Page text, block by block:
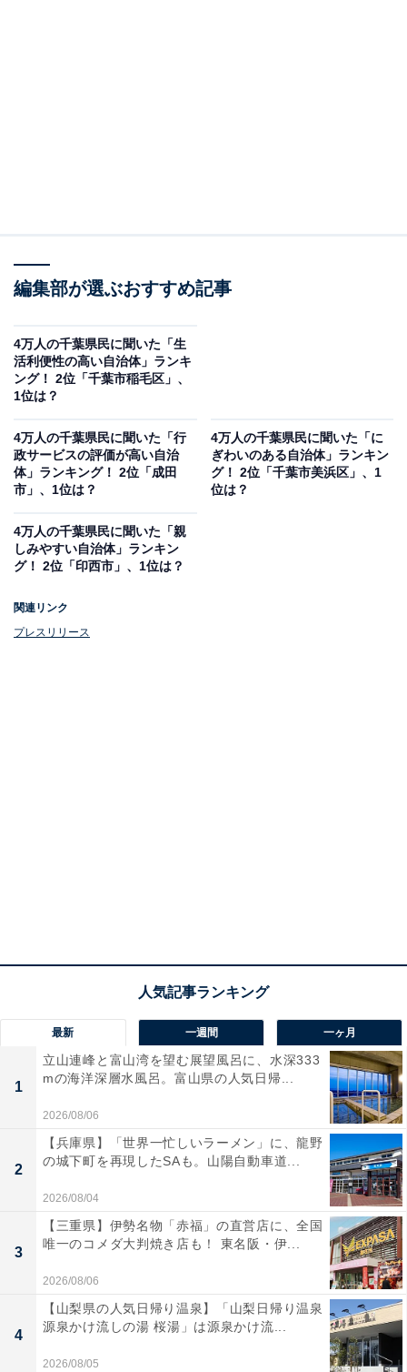
編集部が選ぶおすすめ記事
4万人の千葉県民に聞いた「生
活利便性の高い自治体」ランキ
ング！ 2位「千葉市稲毛区」、
1位は？
4万人の千葉県民に聞いた「行
政サービスの評価が高い自治
体」ランキング！ 2位「成田
市」、1位は？
4万人の千葉県民に聞いた「に
ぎわいのある自治体」ランキン
グ！ 2位「千葉市美浜区」、1
位は？
4万人の千葉県民に聞いた「親
しみやすい自治体」ランキン
グ！ 2位「印西市」、1位は？
関連リンク
プレスリリース
最新 一週間 一ヶ月
1
立山連峰と富山湾を望む展望風呂に、水深333
mの海洋深層水風呂。富山県の人気日帰...
2026/08/06
2
【兵庫県】「世界一忙しいラーメン」に、龍野
の城下町を再現したSAも。山陽自動車道...
2026/08/04
3
【三重県】伊勢名物「赤福」の直営店に、全国
唯一のコメダ大判焼き店も！ 東名阪・伊...
2026/08/06
4
【山梨県の人気日帰り温泉】「山梨日帰り温泉
源泉かけ流しの湯 桜湯」は源泉かけ流...
2026/08/05